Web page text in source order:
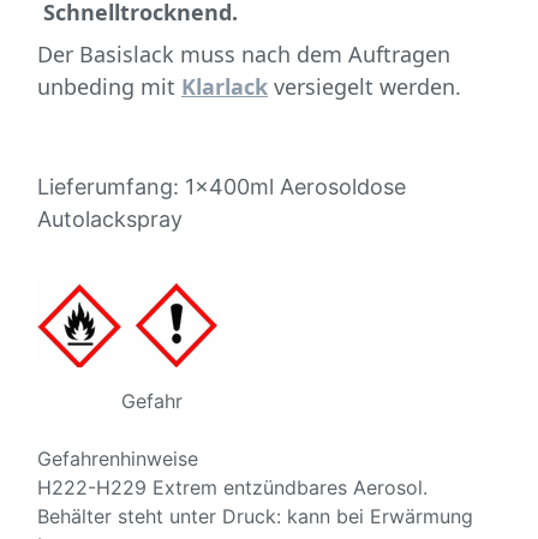
Schnelltrocknend.
Der Basislack muss nach dem Auftragen
unbeding mit Klarlack versiegelt werden.
Lieferumfang: 1x400ml Aerosoldose
Autolackspray
Gefahr
Gefahrenhinweise
H222-H229 Extrem entzündbares Aerosol.
Behälter steht unter Druck: kann bei Erwärmung